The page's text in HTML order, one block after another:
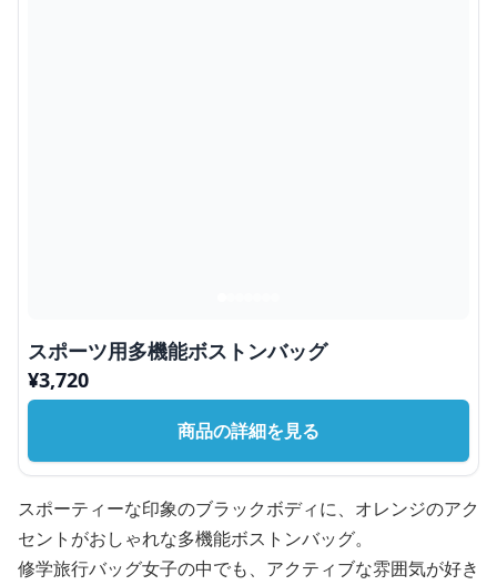
スポーツ用多機能ボストンバッグ
¥3,720
商品の詳細を見る
スポーティーな印象のブラックボディに、オレンジのアク
セントがおしゃれな多機能ボストンバッグ。
修学旅行バッグ女子の中でも、アクティブな雰囲気が好き